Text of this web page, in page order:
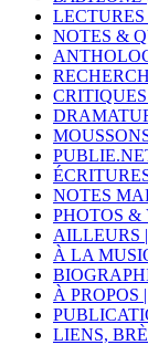
NOTES &
NOTES
PHOTOS &
AILLEURS
À LA
À PROPOS
LIENS,